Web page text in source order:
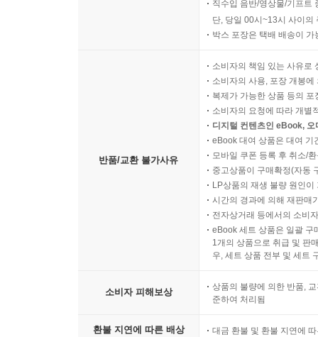
직수입 음반/영상물/기프트
단, 당일 00시~13시 사이의
박스 포장은 택배 배송이
반품/교환 불가사유
소비자의 책임 있는 사유로
소비자의 사용, 포장 개봉
복제가 가능한 상품 등의
소비자의 요청에 따라 개별
디지털 컨텐츠인 eBook,
eBook 대여 상품은 대여 기
모바일 쿠폰 등록 후 취소/
중고상품이 구매확정(자동
LP상품의 재생 불량 원인
시간의 경과에 의해 재판매
전자상거래 등에서의 소비
eBook 세트 상품은 일괄 구
1개의 상품으로 취급 및 판
우, 세트 상품 전부 및 세트
소비자 피해보상
상품의 불량에 의한 반품,
준하여 처리됨
환불 지연에 따른 배상 대금 환불 및 환불 지연에